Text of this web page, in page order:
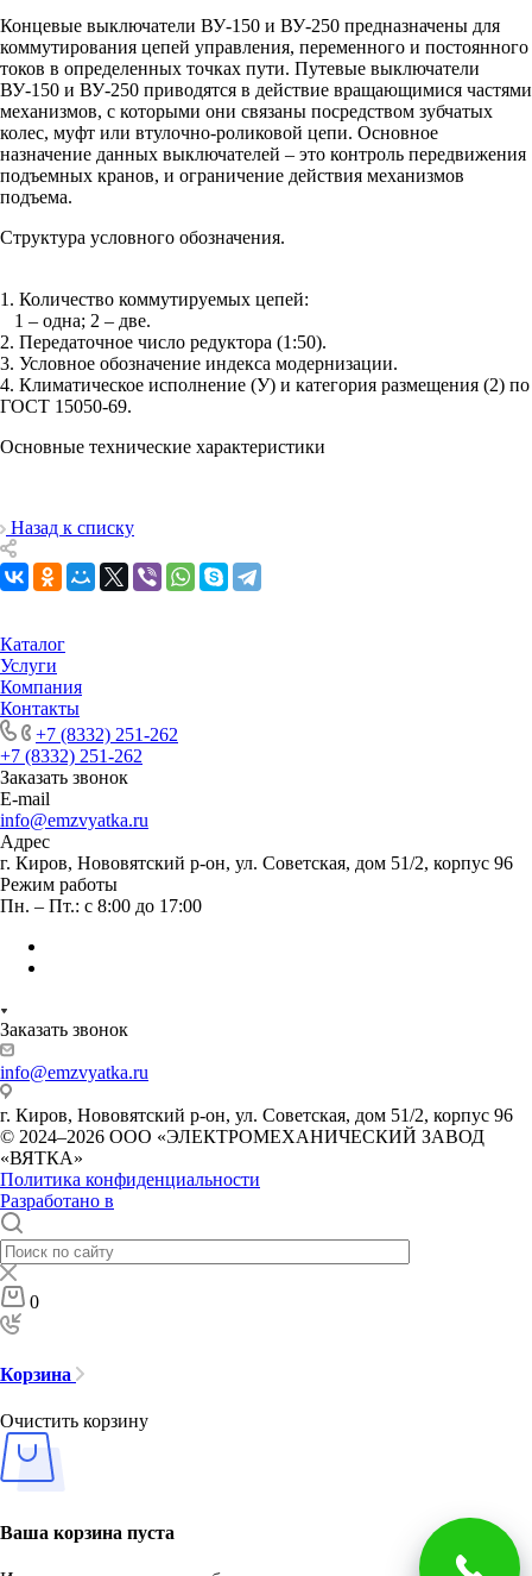
Концевые выключатели ВУ-150 и ВУ-250 предназначены для
коммутирования цепей управления, переменного и постоянного
токов в определенных точках пути. Путевые выключатели
ВУ-150 и ВУ-250 приводятся в действие вращающимися частями
механизмов, с которыми они связаны посредством зубчатых
колес, муфт или втулочно-роликовой цепи. Основное
назначение данных выключателей – это контроль передвижения
подъемных кранов, и ограничение действия механизмов
подъема.
Структура условного обозначения.
1. Количество коммутируемых цепей:
1 – одна; 2 – две.
2. Передаточное число редуктора (1:50).
3. Условное обозначение индекса модернизации.
4. Климатическое исполнение (У) и категория размещения (2) по
ГОСТ 15050-69.
Основные технические характеристики
Назад к списку
Каталог
Услуги
Компания
Контакты
+7 (8332) 251-262
+7 (8332) 251-262
Заказать звонок
E-mail
info@emzvyatka.ru
Адрес
г. Киров, Нововятский р-он, ул. Советская, дом 51/2, корпус 96
Режим работы
Пн. – Пт.: с 8:00 до 17:00
Заказать звонок
info@emzvyatka.ru
г. Киров, Нововятский р-он, ул. Советская, дом 51/2, корпус 96
© 2024–2026 ООО «ЭЛЕКТРОМЕХАНИЧЕСКИЙ ЗАВОД
«ВЯТКА»
Политика конфиденциальности
Разработано в
0
Корзина
Очистить корзину
Ваша корзина пуста